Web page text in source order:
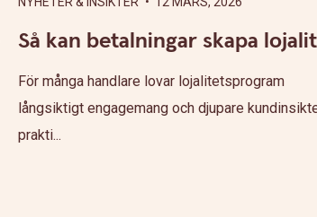
Så kan betalningar skapa
För många handlare lovar lojalitetsprogram
långsiktigt engagemang och djupare
prakti...